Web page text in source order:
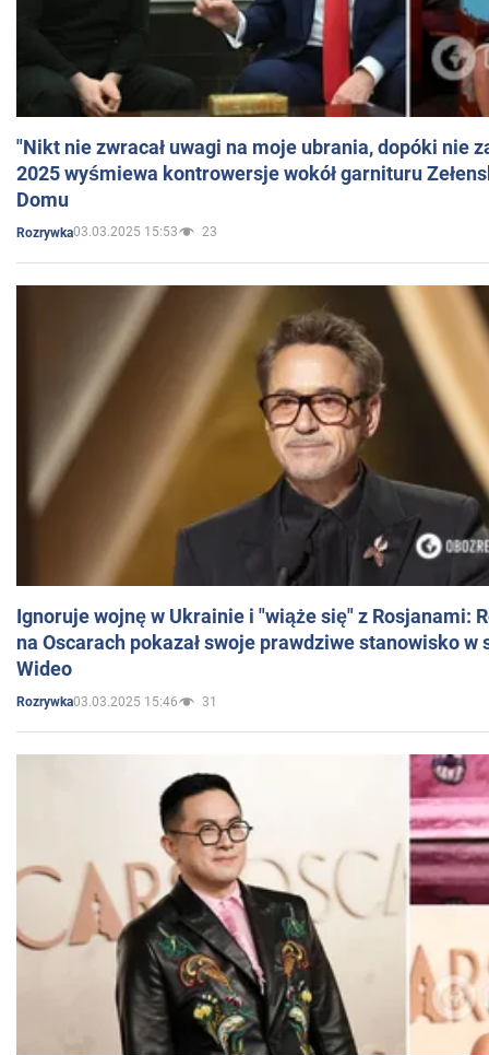
"Nikt nie zwracał uwagi na moje ubrania, dopóki nie
2025 wyśmiewa kontrowersje wokół garnituru
Domu
Rozrywka03.03.2025 15:53 23
Ignoruje wojnę w Ukrainie i "wiąże się" z Rosjanami:
na Oscarach pokazał swoje prawdziwe stanowisko w
Wideo
Rozrywka03.03.2025 15:46 31